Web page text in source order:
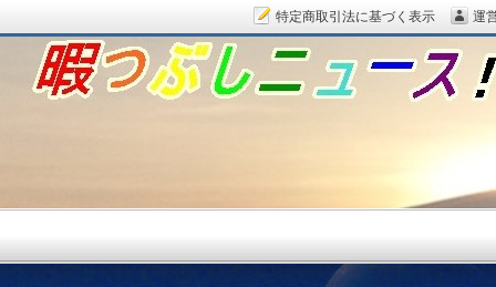
暇つぶしニュース！
特定商取引法に基づく表示 運